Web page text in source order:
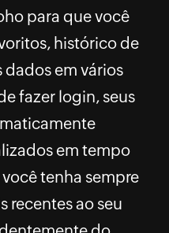
para que você
histórico de
dados em vários
fazer login, seus
em tempo
tenha sempre
recentes ao seu